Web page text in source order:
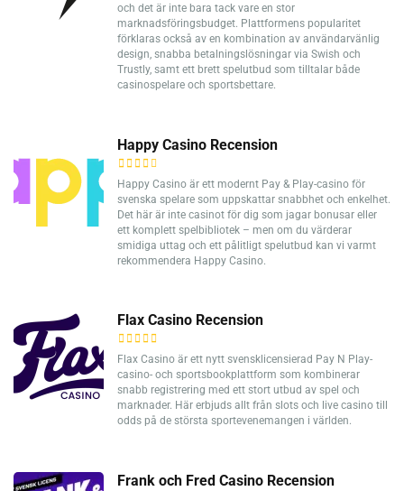
och det är inte bara tack vare en stor
marknadsföringsbudget. Plattformens popularitet
förklaras också av en kombination av användarvänlig
design, snabba betalningslösningar via Swish och
Trustly, samt ett brett spelutbud som tilltalar både
casinospelare och sportsbettare.
Happy Casino Recension
Happy Casino är ett modernt Pay & Play-casino för
svenska spelare som uppskattar snabbhet och enkelhet.
Det här är inte casinot för dig som jagar bonusar eller
ett komplett spelbibliotek – men om du värderar
smidiga uttag och ett pålitligt spelutbud kan vi varmt
rekommendera Happy Casino.
Flax Casino Recension
Flax Casino är ett nytt svensklicensierad Pay N Play-
casino- och sportsbookplattform som kombinerar
snabb registrering med ett stort utbud av spel och
marknader. Här erbjuds allt från slots och live casino till
odds på de största sportevenemangen i världen.
Frank och Fred Casino Recension